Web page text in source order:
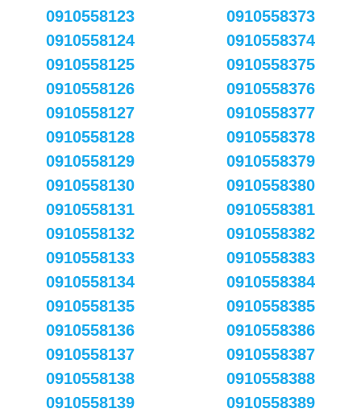
0910558123
0910558124
0910558125
0910558126
0910558127
0910558128
0910558129
0910558130
0910558131
0910558132
0910558133
0910558134
0910558135
0910558136
0910558137
0910558138
0910558139
0910558373
0910558374
0910558375
0910558376
0910558377
0910558378
0910558379
0910558380
0910558381
0910558382
0910558383
0910558384
0910558385
0910558386
0910558387
0910558388
0910558389